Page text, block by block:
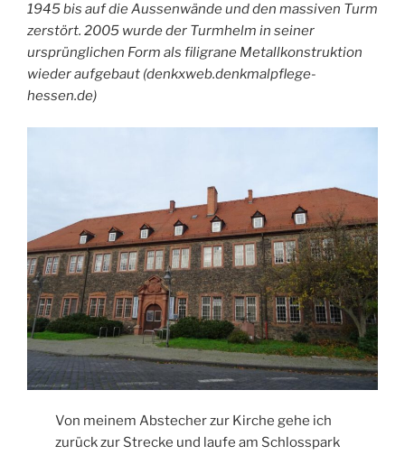
1945 bis auf die Aussenwände und den massiven Turm
zerstört. 2005 wurde der Turmhelm in seiner
ursprünglichen Form als filigrane Metallkonstruktion
wieder aufgebaut (denkxweb.denkmalpflege-
hessen.de)
Von meinem Abstecher zur Kirche gehe ich
zurück zur Strecke und laufe am Schlosspark